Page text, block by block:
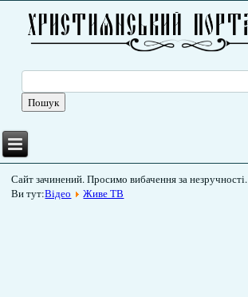
Сайт зачинений. Просимо вибачення за незручності.
Ви тут:Відео Живе ТВ